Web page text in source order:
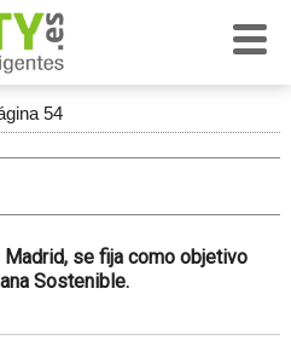
54
Madrid, se fija como objetivo
Sostenible.